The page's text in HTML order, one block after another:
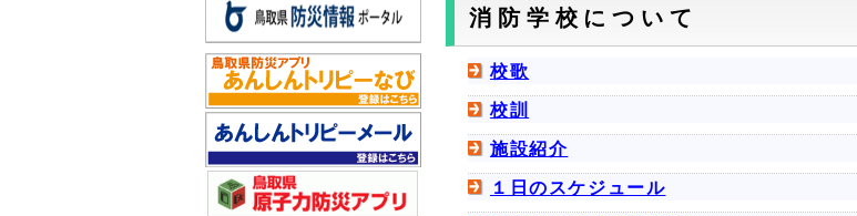
消防学校について
校歌
校訓
施設紹介
１日のスケジュール